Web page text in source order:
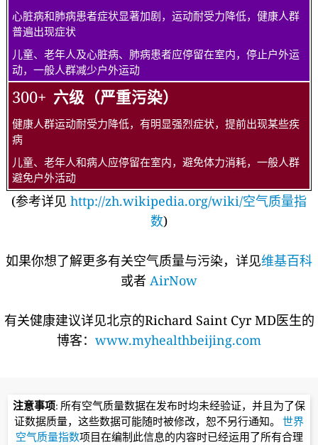
心脏病和肺病患者症状显著加剧，运动耐受力降低，健康人群
普遍出现症状
儿童、老年人及心脏病、肺病患者应停留在室内，停止户外运
动，一般人群减少户外运动
300+ 六级（严重污染）
健康人群运动耐受力降低，有明显强烈症状，提前出现某些疾
病
儿童、老年人和病人应停留在室内，避免体力消耗，一般人群
避免户外活动
(参考详见 http://zh.wikipedia.org/wiki/空气质量指
数)
如果你想了解更多有关空气质量与污染，详见维基百科
或者 AirNow
有关健康建议详见北京的Richard Saint Cyr MD医生的
博客： www.myhealthbeijing.com
注意事项: 所有空气质量数据在发布时均未经验证，并且为了保
证数据质量，这些数据可能随时被修改，恕不另行通知。 世界
空气质量指数项目在编制此信息的内容时已经运用了所有合理